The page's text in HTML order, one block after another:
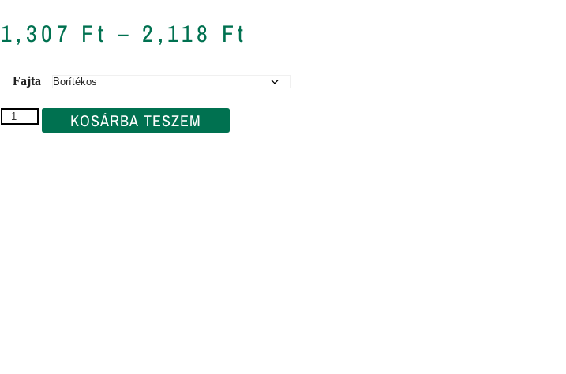
1,307 Ft – 2,118 Ft
Fajta
KOSÁRBA TESZEM